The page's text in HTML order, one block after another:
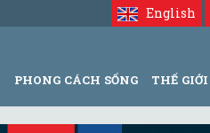
English
PHONG CÁCH SỐNG THẾ GIỚI